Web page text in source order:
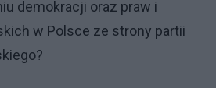
demokracji oraz praw i
w Polsce ze strony partii